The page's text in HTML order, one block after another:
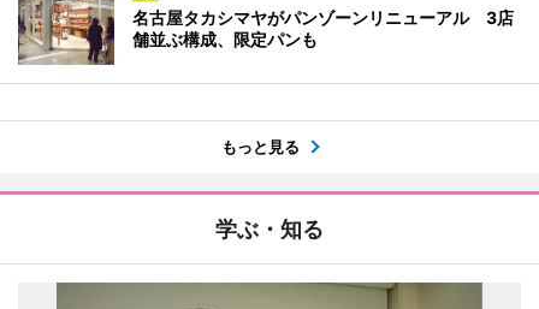
名古屋タカシマヤがパンゾーンリニューアル 3店
舗並ぶ構成、限定パンも
もっと見る
学ぶ・知る